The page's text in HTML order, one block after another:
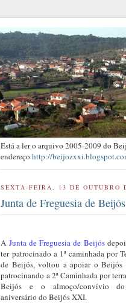
Está a ler o arquivo 2005-2009 do
endereçohttp://
SEXTA-FEIRA, 13 DE OUTUBRO
Junta de Freguesia de
A Junta de Freguesia de Beijós
ter patrocinado a 1ª caminhada por
de Beijós, voltou a apoiar o Beijós
patrocinando a 2ª Caminhada por
Beijós e o almoço/convívio
aniversário do Beijós XXI.